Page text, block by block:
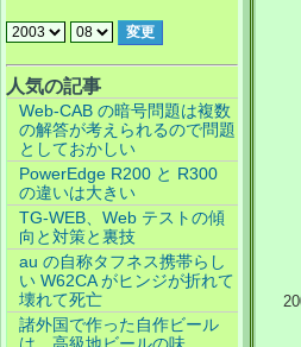
人気の記事
Web-CAB の暗号問題は複数
の解答が考えられるので問題
としておかしい
PowerEdge R200 と R300
の違いは大きい
TG-WEB、Web テストの傾
向と対策と裏技
au の自称タフネス携帯らし
い W62CA がヒンジが折れて
壊れて死亡
諸外国で作った自作ビール